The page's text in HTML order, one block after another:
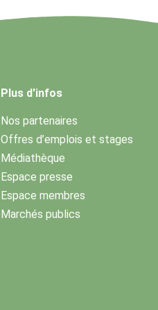
Plus d'infos
Nos partenaires
Offres d’emplois et stages
Médiathèque
Espace presse
Espace membres
Marchés publics